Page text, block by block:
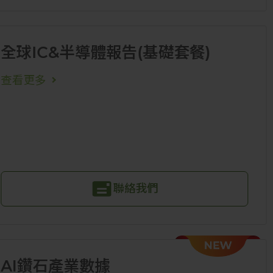
全球IC&半導體報告(基礎套餐)
查看更多
聯絡我們
AI鑽石產業數據